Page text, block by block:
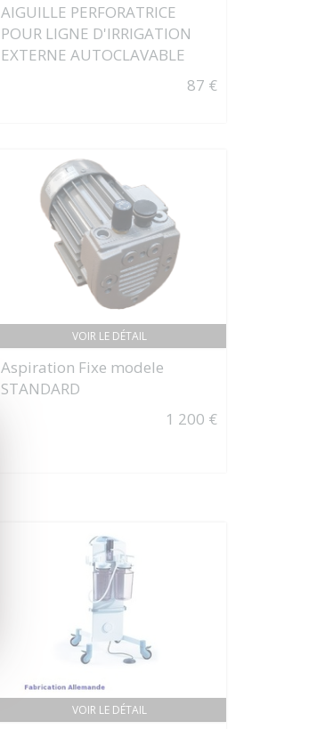
AIGUILLE PERFORATRICE
POUR LIGNE D'IRRIGATION
EXTERNE AUTOCLAVABLE
87 €
VOIR LE DÉTAIL
Aspiration Fixe modele
STANDARD
1 200 €
VOIR LE DÉTAIL